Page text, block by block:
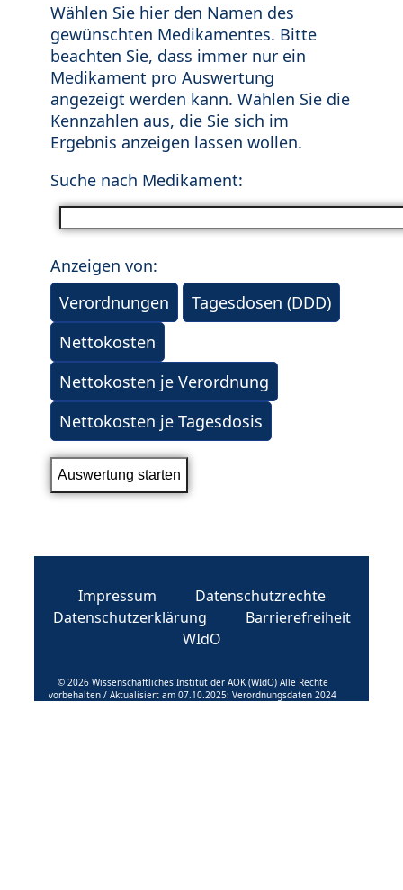
Wählen Sie hier den Namen des
gewünschten Medikamentes. Bitte
beachten Sie, dass immer nur ein
Medikament pro Auswertung
angezeigt werden kann. Wählen Sie die
Kennzahlen aus, die Sie sich im
Ergebnis anzeigen lassen wollen.
Suche nach Medikament:
Anzeigen von:
Verordnungen
Tagesdosen (DDD)
Nettokosten
Nettokosten je Verordnung
Nettokosten je Tagesdosis
Impressum
Datenschutzrechte
Datenschutzerklärung
Barrierefreiheit
WIdO
© 2026 Wissenschaftliches Institut der AOK (WIdO) Alle Rechte
vorbehalten / Aktualisiert am 07.10.2025: Verordnungsdaten 2024